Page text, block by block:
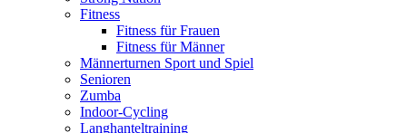
Fitness
Fitness für Frauen
Fitness für Männer
Männerturnen Sport und Spiel
Senioren
Zumba
Indoor-Cycling
Langhanteltraining